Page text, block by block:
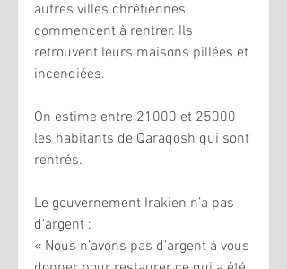
autres villes chrétiennes
commencent à rentrer. Ils
retrouvent leurs maisons pillées et
incendiées.
On estime entre 21000 et 25000
les habitants de Qaraqosh qui sont
rentrés.
Le gouvernement Irakien n’a pas
d’argent :
« Nous n’avons pas d’argent à vous